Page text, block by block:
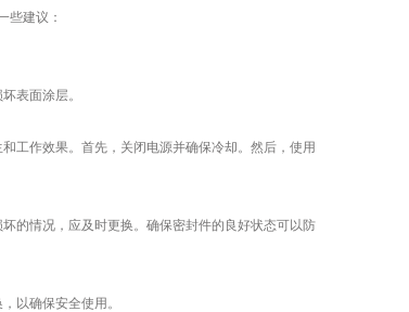
些建议：
表面涂层。
作效果。首先，关闭电源并确保冷却。然后，使用
的情况，应及时更换。确保密封件的良好状态可以防
以确保安全使用。